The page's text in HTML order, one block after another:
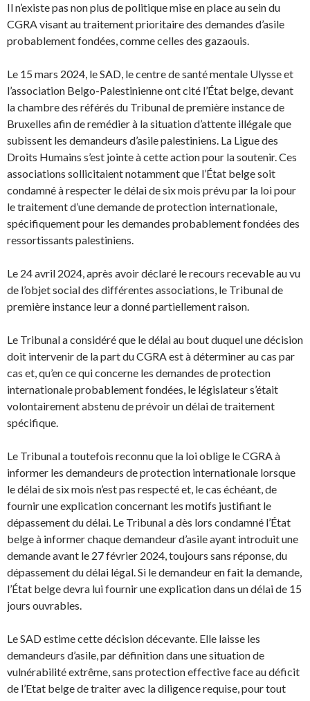
Il n’existe pas non plus de politique mise en place au sein du
CGRA visant au traitement prioritaire des demandes d’asile
probablement fondées, comme celles des gazaouis.
Le 15 mars 2024, le SAD, le centre de santé mentale Ulysse et
l’association Belgo-Palestinienne ont cité l’État belge, devant
la chambre des référés du Tribunal de première instance de
Bruxelles afin de remédier à la situation d’attente illégale que
subissent les demandeurs d’asile palestiniens. La Ligue des
Droits Humains s’est jointe à cette action pour la soutenir. Ces
associations sollicitaient notamment que l’État belge soit
condamné à respecter le délai de six mois prévu par la loi pour
le traitement d’une demande de protection internationale,
spécifiquement pour les demandes probablement fondées des
ressortissants palestiniens.
Le 24 avril 2024, après avoir déclaré le recours recevable au vu
de l’objet social des différentes associations, le Tribunal de
première instance leur a donné partiellement raison.
Le Tribunal a considéré que le délai au bout duquel une décision
doit intervenir de la part du CGRA est à déterminer au cas par
cas et, qu’en ce qui concerne les demandes de protection
internationale probablement fondées, le législateur s’était
volontairement abstenu de prévoir un délai de traitement
spécifique.
Le Tribunal a toutefois reconnu que la loi oblige le CGRA à
informer les demandeurs de protection internationale lorsque
le délai de six mois n’est pas respecté et, le cas échéant, de
fournir une explication concernant les motifs justifiant le
dépassement du délai. Le Tribunal a dès lors condamné l’État
belge à informer chaque demandeur d’asile ayant introduit une
demande avant le 27 février 2024, toujours sans réponse, du
dépassement du délai légal. Si le demandeur en fait la demande,
l’État belge devra lui fournir une explication dans un délai de 15
jours ouvrables.
Le SAD estime cette décision décevante. Elle laisse les
demandeurs d’asile, par définition dans une situation de
vulnérabilité extrême, sans protection effective face au déficit
de l’Etat belge de traiter avec la diligence requise, pour tout